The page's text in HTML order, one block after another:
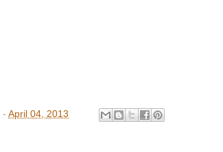
- April 04, 2013